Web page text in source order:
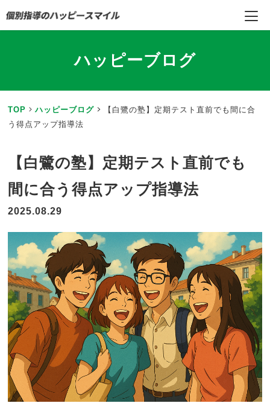
ハッピーブログ
TOP ハッピーブログ
【白鷺の塾】定期テスト直前でも間に合
う得点アップ指導法
【白鷺の塾】定期テスト直前でも
間に合う得点アップ指導法
2025.08.29